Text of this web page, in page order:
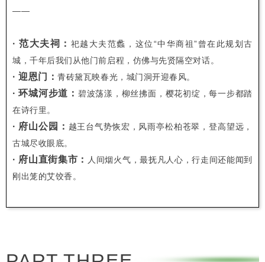
——
· 范大夫祠： 祀越大夫范蠡，这位“中华商祖”曾在此规划古
城，千年后我们从他门前启程，仿佛与先贤隔空对话。
· 迎恩门：青砖黛瓦映春光，城门洞开迎春风。
· 环城河步道： 碧波荡漾，柳丝拂面，樱花初绽，每一步都踏
在诗行里。
· 府山公园： 越王台气势恢宏，风雨亭松柏苍翠，登高望远，
古城尽收眼底。
· 府山直街集市：
人间烟火气，最抚凡人心，行走间还能闻到
刚出笼的艾饺香。